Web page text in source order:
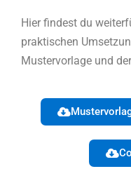
Hier findest du
praktischen
Mustervorlage und